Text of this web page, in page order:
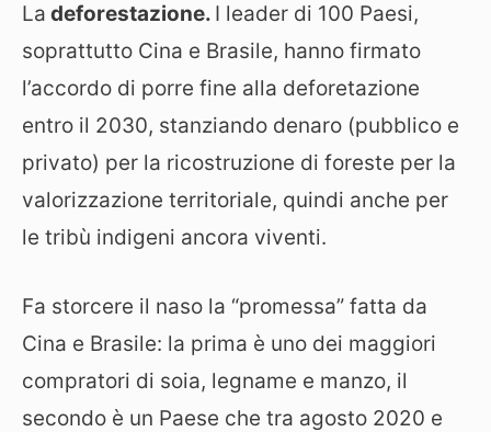
La deforestazione. I leader di 100 Paesi,
soprattutto Cina e Brasile, hanno firmato
l’accordo di porre fine alla deforetazione
entro il 2030, stanziando denaro (pubblico e
privato) per la ricostruzione di foreste per la
valorizzazione territoriale, quindi anche per
le tribù indigeni ancora viventi.
Fa storcere il naso la “promessa” fatta da
Cina e Brasile: la prima è uno dei maggiori
compratori di soia, legname e manzo, il
secondo è un Paese che tra agosto 2020 e